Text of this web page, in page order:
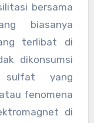
bersama
biasanya
terlibat di
dikonsumsi
sulfat yang
fenomena
di